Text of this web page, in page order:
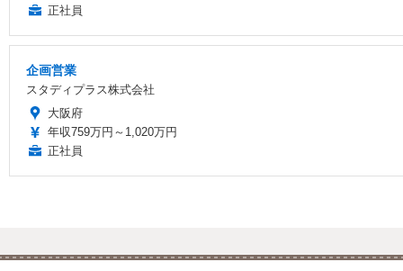
正社員
企画営業
スタディプラス株式会社
大阪府
年収759万円～1,020万円
正社員